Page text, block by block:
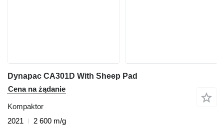
Dynapac CA301D With Sheep Pad
Cena na żądanie
Kompaktor
2021
2 600 m/g